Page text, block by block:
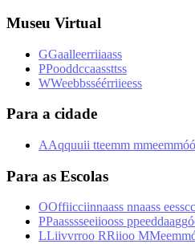
Museu Virtual
GGaalleerriiaass
PPooddccaassttss
WWeebbsséérriieess
Para a cidade
AAqquuii tteemm mmeemmóó
Para as Escolas
OOffiicciinnaass nnaass eesscc
PPaasssseeiiooss ppeeddaaggó
LLiivvrroo RRiioo MMeemm